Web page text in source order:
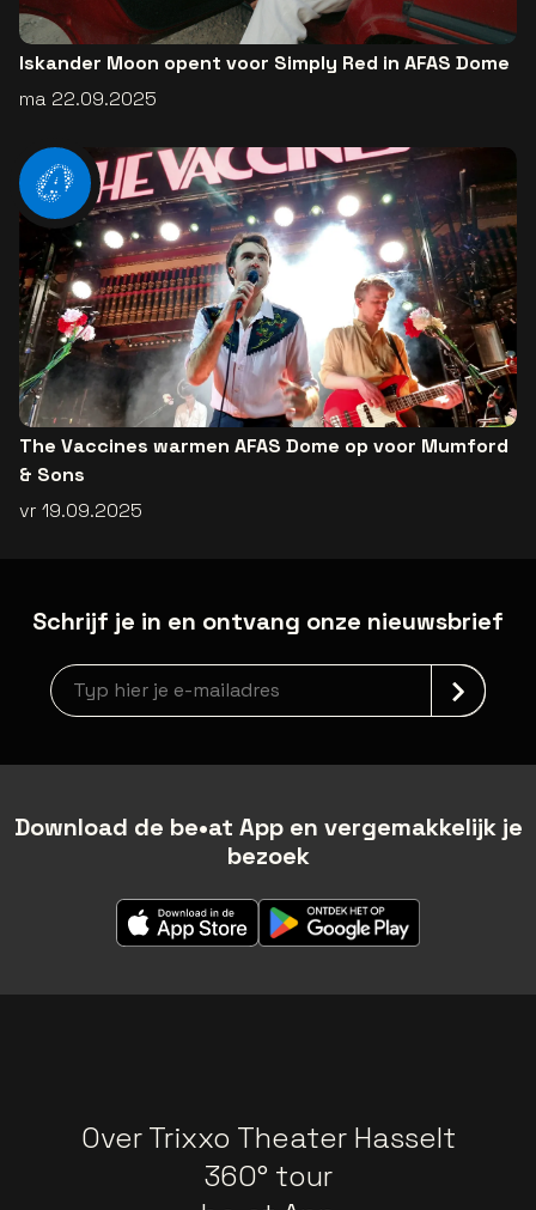
Iskander Moon opent voor Simply Red in AFAS Dome
ma 22.09.2025
The Vaccines warmen AFAS Dome op voor Mumford
& Sons
vr 19.09.2025
Schrijf je in en ontvang onze nieuwsbrief
Nieuwsbrief aanmelding
Download de be•at App en vergemakkelijk je
bezoek
Over Trixxo Theater Hasselt
360° tour